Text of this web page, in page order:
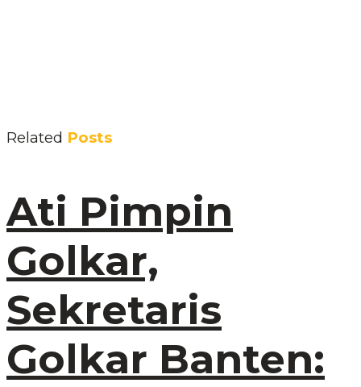
Related Posts
Ati Pimpin
Golkar,
Sekretaris
Golkar Banten: